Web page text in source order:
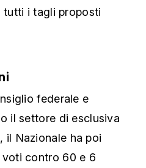
i tagli proposti
federale e
il settore di esclusiva
il Nazionale ha poi
voti contro 60 e 6